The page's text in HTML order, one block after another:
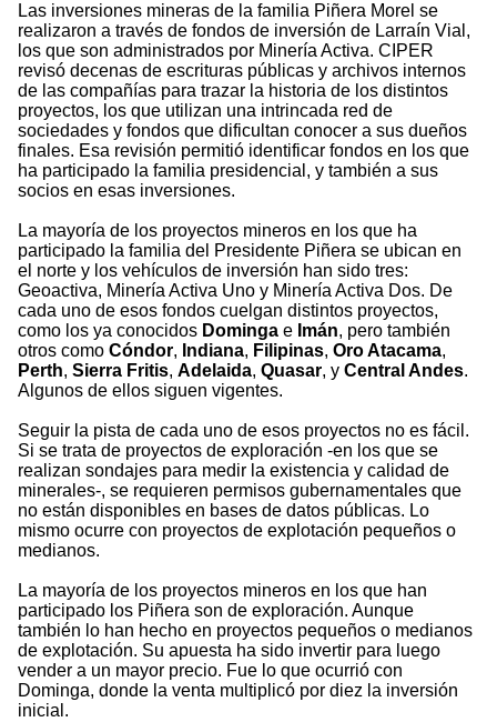
Las inversiones mineras de la familia Piñera Morel se
realizaron a través de fondos de inversión de Larraín Vial,
los que son administrados por Minería Activa. CIPER
revisó decenas de escrituras públicas y archivos internos
de las compañías para trazar la historia de los distintos
proyectos, los que utilizan una intrincada red de
sociedades y fondos que dificultan conocer a sus dueños
finales. Esa revisión permitió identificar fondos en los que
ha participado la familia presidencial, y también a sus
socios en esas inversiones.
La mayoría de los proyectos mineros en los que ha
participado la familia del Presidente Piñera se ubican en
el norte y los vehículos de inversión han sido tres:
Geoactiva, Minería Activa Uno y Minería Activa Dos. De
cada uno de esos fondos cuelgan distintos proyectos,
como los ya conocidos Dominga e Imán, pero también
otros como Cóndor, Indiana, Filipinas, Oro Atacama,
Perth, Sierra Fritis, Adelaida, Quasar, y Central Andes.
Algunos de ellos siguen vigentes.
Seguir la pista de cada uno de esos proyectos no es fácil.
Si se trata de proyectos de exploración -en los que se
realizan sondajes para medir la existencia y calidad de
minerales-, se requieren permisos gubernamentales que
no están disponibles en bases de datos públicas. Lo
mismo ocurre con proyectos de explotación pequeños o
medianos.
La mayoría de los proyectos mineros en los que han
participado los Piñera son de exploración. Aunque
también lo han hecho en proyectos pequeños o medianos
de explotación. Su apuesta ha sido invertir para luego
vender a un mayor precio. Fue lo que ocurrió con
Dominga, donde la venta multiplicó por diez la inversión
inicial.